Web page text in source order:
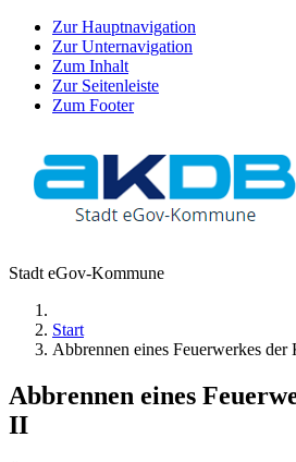
Zur Hauptnavigation
Zur Unternavigation
Zum Inhalt
Zur Seitenleiste
Zum Footer
Stadt eGov-Kommune
Start
Abbrennen eines Feuerwerkes der
Abbrennen eines
II